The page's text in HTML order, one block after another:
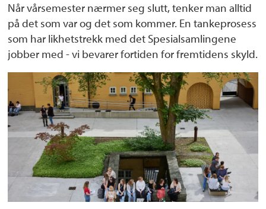
Når vårsemester nærmer seg slutt, tenker man alltid
på det som var og det som kommer. En tankeprosess
som har likhetstrekk med det Spesialsamlingene
jobber med - vi bevarer fortiden for fremtidens skyld.